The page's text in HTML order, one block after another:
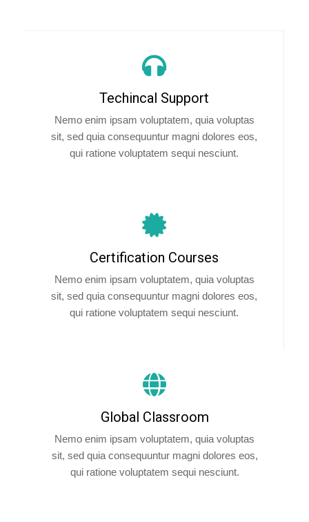
Techincal Support
Nemo enim ipsam voluptatem, quia voluptas
sit, sed quia consequuntur magni dolores eos,
qui ratione voluptatem sequi nesciunt.
Certification Courses
Nemo enim ipsam voluptatem, quia voluptas
sit, sed quia consequuntur magni dolores eos,
qui ratione voluptatem sequi nesciunt.
Global Classroom
Nemo enim ipsam voluptatem, quia voluptas
sit, sed quia consequuntur magni dolores eos,
qui ratione voluptatem sequi nesciunt.